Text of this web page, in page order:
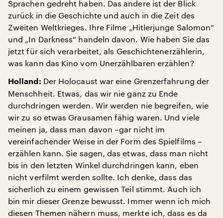
Sprachen gedreht haben. Das andere ist der Blick
zurück in die Geschichte und auch in die Zeit des
Zweiten Weltkrieges. Ihre Filme „Hitlerjunge Salomon“
und „In Darkness“ handeln davon. Wie haben Sie das
jetzt für sich verarbeitet, als Geschichtenerzählerin,
was kann das Kino vom Unerzählbaren erzählen?
Holland: Der Holocaust war eine Grenzerfahrung der
Menschheit. Etwas, das wir nie ganz zu Ende
durchdringen werden. Wir werden nie begreifen, wie
wir zu so etwas Grausamen fähig waren. Und viele
meinen ja, dass man davon –gar nicht im
vereinfachender Weise in der Form des Spielfilms –
erzählen kann. Sie sagen, das etwas, dass man nicht
bis in den letzten Winkel durchdringen kann, eben
nicht verfilmt werden sollte. Ich denke, dass das
sicherlich zu einem gewissen Teil stimmt. Auch ich
bin mir dieser Grenze bewusst. Immer wenn ich mich
diesen Themen nähern muss, merkte ich, dass es da